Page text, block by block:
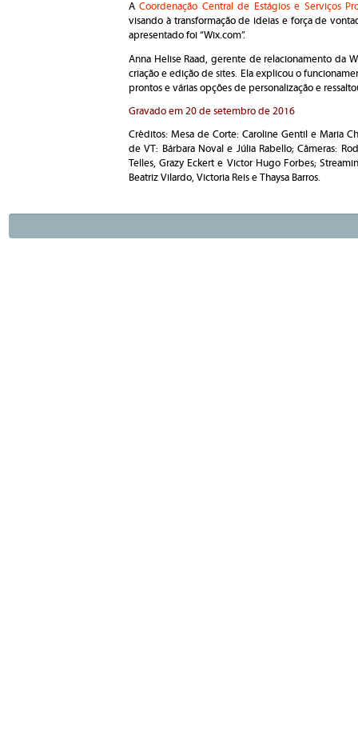
ACoordenação Central de Estágios e Serviços
visando à transformação de ideias e força de
apresentado foi “Wix.com”.
Anna Helise Raad, gerente de relacionamento da
criação e edição de sites. Ela explicou o
prontos e várias opções de personalização e
Gravado em 20 de setembro de 2016
Créditos: Mesa de Corte: Caroline Gentil e Maria
de VT: Bárbara Noval e Júlia Rabello; Câmeras:
Telles, Grazy Eckert e Victor Hugo Forbes;
Beatriz Vilardo, Victoria Reis e Thaysa Barros.